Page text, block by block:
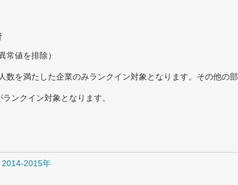
値を排除）
を満たした企業のみランクイン対象となります。その他の部
ンクイン対象となります。
2014-2015年